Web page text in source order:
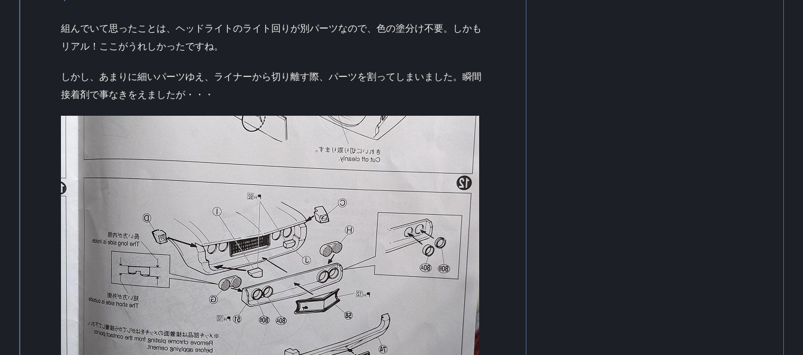
組んでいて思ったことは、ヘッドライトのライト回りが別パーツなので、色の塗分け不要。しかも
リアル！ここがうれしかったですね。
しかし、あまりに細いパーツゆえ、ライナーから切り離す際、パーツを割ってしまいました。瞬間
接着剤で事なきをえましたが・・・